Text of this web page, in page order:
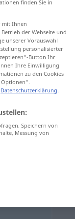
finden Sie in
mit Ihnen
der Webseite und
unserer Vorauswahl
personalisierter
Button Ihr
Ihre Einwilligung
zu den Cookies
Datenschutzerklärung.
Speichern von
Messung von